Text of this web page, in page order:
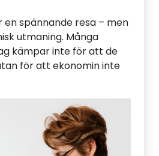
spännande resa – men
utmaning. Många
kämpar inte för att de
för att ekonomin inte